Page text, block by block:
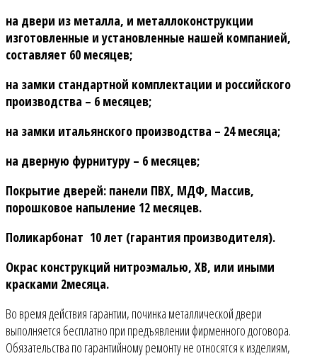
на двери из металла, и металлоконструкции
изготовленные и установленные нашей компанией,
составляет 60 месяцев;
на замки стандартной комплектации и российского
производства – 6 месяцев;
на замки итальянского производства – 24 месяца;
на дверную фурнитуру – 6 месяцев;
Покрытие дверей: панели ПВХ, МДФ, Массив,
порошковое напыление 12 месяцев.
Поликарбонат 10 лет (гарантия производителя).
Окрас конструкций нитроэмалью, ХВ, или иными
красками 2месяца.
Во время действия гарантии, починка металлической двери
выполняется бесплатно при предъявлении фирменного договора.
Обязательства по гарантийному ремонту не относятся к изделиям,